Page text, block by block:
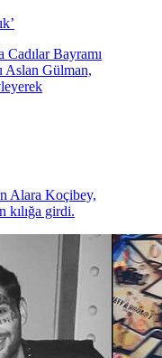
Cadılar Bayramı
Aslan Gülman,
Alara Koçibey,
kılığa girdi.